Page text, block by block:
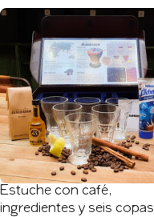
Estuche con café,
ingredientes y seis copas